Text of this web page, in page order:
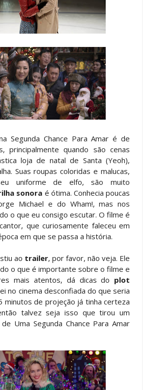
Segunda Chance Para Amar é de
principalmente quando são cenas
loja de natal de Santa (Yeoh),
Suas roupas coloridas e malucas,
uniforme de elfo, são muito
sonora é ótima. Conhecia poucas
Michael e do Wham!, mas nos
o que eu consigo escutar. O filme é
que curiosamente faleceu em
em que se passa a história.
ao trailer, por favor, não veja. Ele
o que é importante sobre o filme e
mais atentos, dá dicas do plot
no cinema desconfiada do que seria
minutos de projeção já tinha certeza
talvez seja isso que tirou um
Uma Segunda Chance Para Amar